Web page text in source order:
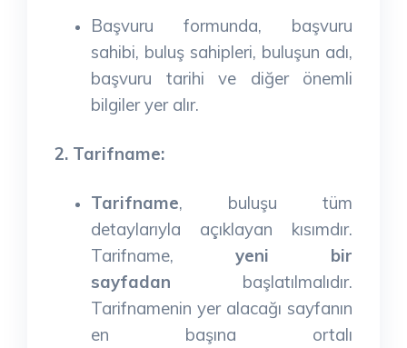
Başvuru formunda, başvuru
sahibi, buluş sahipleri, buluşun adı,
başvuru tarihi ve diğer önemli
bilgiler yer alır.
2. Tarifname:
Tarifname, buluşu tüm
detaylarıyla açıklayan kısımdır.
Tarifname, yeni bir
sayfadan başlatılmalıdır.
Tarifnamenin yer alacağı sayfanın
en başına ortalı